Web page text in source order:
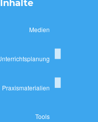
Inhalte